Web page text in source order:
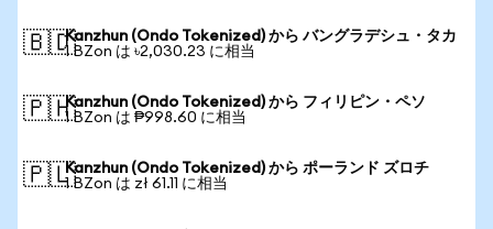
🇧🇩Kanzhun (Ondo Tokenized) から バングラデシュ・タカ
1 BZon は ৳2,030.23 に相当
🇵🇭Kanzhun (Ondo Tokenized) から フィリピン・ペソ
1 BZon は ₱998.60 に相当
🇵🇱Kanzhun (Ondo Tokenized) から ポーランド ズロチ
1 BZon は zł 61.11 に相当